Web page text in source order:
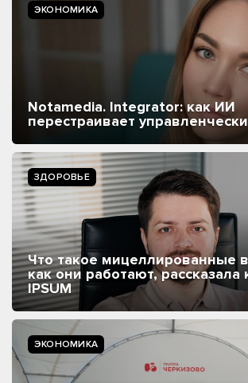
ЭКОНОМИКА
Notamedia. Integrator: как ИИ
перестраивает
ЗДОРОВЬЕ
Что такое мицеллированные
как они работают, рассказала
IPSUM
ЭКОНОМИКА